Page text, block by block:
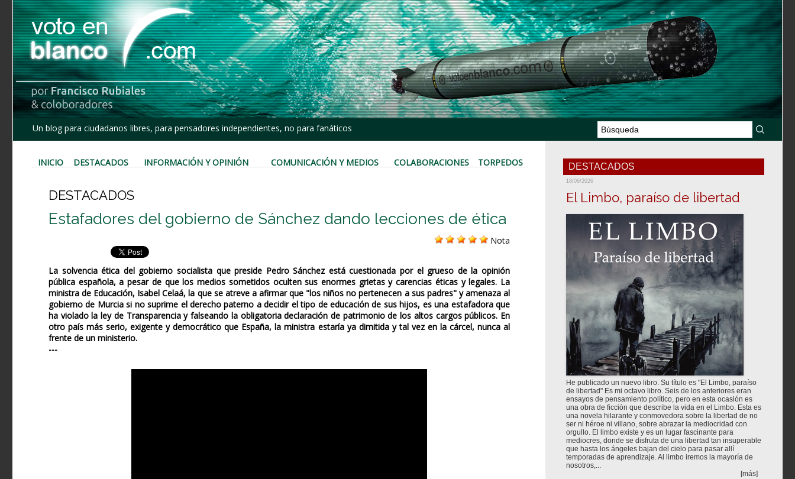
Un blog para ciudadanos libres, para pensadores independientes, no para fanáticos
INICIO DESTACADOS INFORMACIÓN Y OPINIÓN COMUNICACIÓN Y MEDIOS COLABORACIONES TORPEDOS
DESTACADOS
Estafadores del gobierno de Sánchez dando lecciones de ética
Nota
La solvencia ética del gobierno socialista que preside Pedro Sánchez está cuestionada por el grueso de la opinión
pública española, a pesar de que los medios sometidos oculten sus enormes grietas y carencias éticas y legales. La
ministra de Educación, Isabel Celaá, la que se atreve a afirmar que "los niños no pertenecen a sus padres" y amenaza al
gobierno de Murcia si no suprime el derecho paterno a decidir el tipo de educación de sus hijos, es una estafadora que
ha violado la ley de Transparencia y falseando la obligatoria declaración de patrimonio de los altos cargos públicos. En
otro país más serio, exigente y democrático que España, la ministra estaría ya dimitida y tal vez en la cárcel, nunca al
frente de un ministerio.
---
DESTACADOS
18/06/2026
El Limbo, paraíso de libertad
He publicado un nuevo libro. Su título es "El Limbo, paraíso
de libertad" Es mi octavo libro. Seis de los anteriores eran
ensayos de pensamiento político, pero en esta ocasión es
una obra de ficción que describe la vida en el Limbo. Esta es
una novela hilarante y conmovedora sobre la libertad de no
ser ni héroe ni villano, sobre abrazar la mediocridad con
orgullo. El limbo existe y es un lugar fascinante para
mediocres, donde se disfruta de una libertad tan insuperable
que hasta los ángeles bajan del cielo para pasar allí
temporadas de aprendizaje. Al limbo iremos la mayoría de
nosotros,...
[más]